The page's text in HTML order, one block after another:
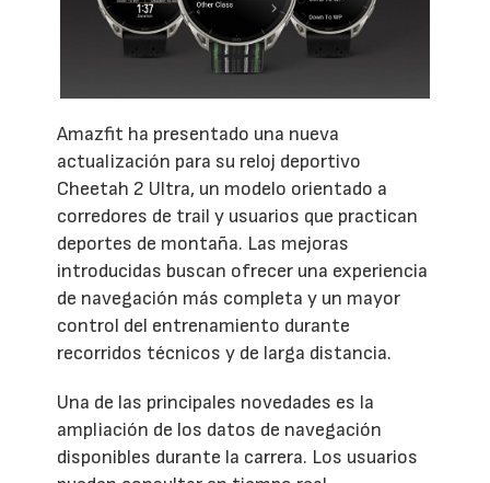
Amazfit ha presentado una nueva
actualización para su reloj deportivo
Cheetah 2 Ultra, un modelo orientado a
corredores de trail y usuarios que practican
deportes de montaña. Las mejoras
introducidas buscan ofrecer una experiencia
de navegación más completa y un mayor
control del entrenamiento durante
recorridos técnicos y de larga distancia.
Una de las principales novedades es la
ampliación de los datos de navegación
disponibles durante la carrera. Los usuarios